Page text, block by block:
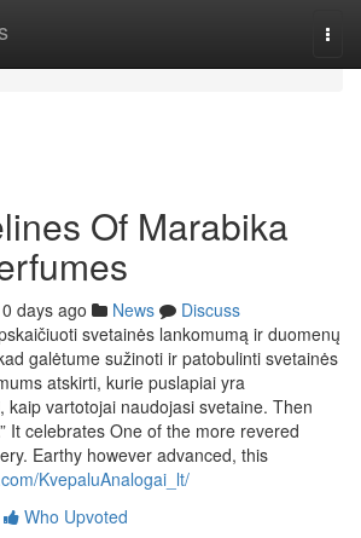
Of Marabika
days ago News
Discuss
svetainės lankomumą ir duomenų
galėtume sužinoti ir patobulinti svetainės
atskirti, kurie puslapiai yra
kaip vartotojai naudojasi svetaine. Then
It celebrates One of the more revered
Earthy however advanced, this
KvepaluAnalogai_lt/
Who Upvoted